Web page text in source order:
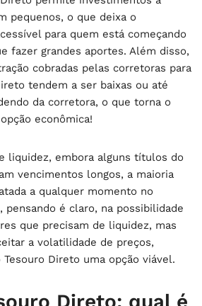
pequenos, o que deixa o
para quem está começando
fazer grandes aportes. Além disso,
cobradas pelas corretoras para
tendem a ser baixas ou até
da corretora, o que torna o
econômica!
liquidez, embora alguns títulos do
vencimentos longos, a maioria
a qualquer momento no
pensando é claro, na possibilidade
que precisam de liquidez, mas
a volatilidade de preços,
Direto uma opção viável.